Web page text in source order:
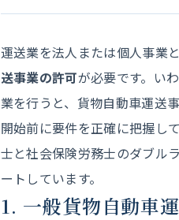
運送業を法人または個人事業
送事業の許可が必要です。い
業を行うと、貨物自動車運送
開始前に要件を正確に把握し
士と社会保険労務士のダブル
ートしています。
1. 一般貨物自動車